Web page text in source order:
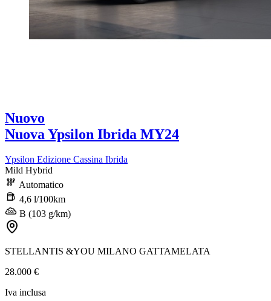
Nuovo
Nuova Ypsilon Ibrida MY24
Ypsilon Edizione Cassina Ibrida
Mild Hybrid
Automatico
4,6 l/100km
B (103 g/km)
STELLANTIS &YOU MILANO GATTAMELATA
28.000 €
Iva inclusa